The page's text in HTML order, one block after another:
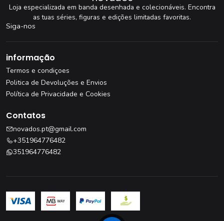
Loja especializada em banda desenhada e colecionáveis. Encontra
as tuas séries, figuras e edições limitadas favoritas.
Siga-nos
informação
Termos e condiçoes
Politica de Devoluções e Envios
Política de Privacidade e Cookies
Contatos
novados.pt@gmail.com
+351964776482
351964776482